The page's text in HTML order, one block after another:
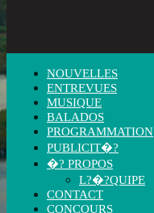
NOUVELLES
ENTREVUES
MUSIQUE
BALADOS
PROGRAMMATION
PUBLICIT�?
�? PROPOS
L?�?QUIPE
CONTACT
CONCOURS